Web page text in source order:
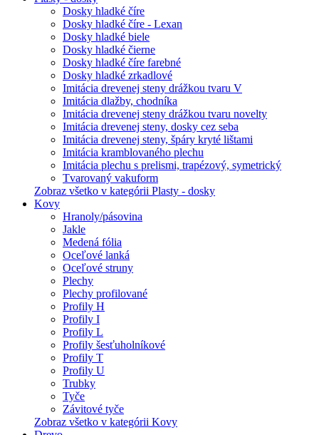
Dosky hladké číre
Dosky hladké číre - Lexan
Dosky hladké biele
Dosky hladké čierne
Dosky hladké číre farebné
Dosky hladké zrkadlové
Imitácia drevenej steny drážkou tvaru V
Imitácia dlažby, chodníka
Imitácia drevenej steny drážkou tvaru novelty
Imitácia drevenej steny, dosky cez seba
Imitácia drevenej steny, špáry kryté lištami
Imitácia kramblovaného plechu
Imitácia plechu s prelismi, trapézový, symetrický
Tvarovaný vakuform
Zobraz všetko v kategórii Plasty - dosky
Kovy
Hranoly/pásovina
Jakle
Medená fólia
Oceľové lanká
Oceľové struny
Plechy
Plechy profilované
Profily H
Profily I
Profily L
Profily šesťuholníkové
Profily T
Profily U
Trubky
Tyče
Závitové tyče
Zobraz všetko v kategórii Kovy